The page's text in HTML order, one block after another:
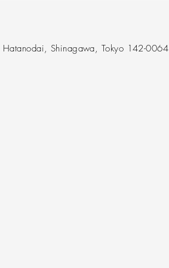
Hatanodai, Shinagawa, Tokyo 142-0064